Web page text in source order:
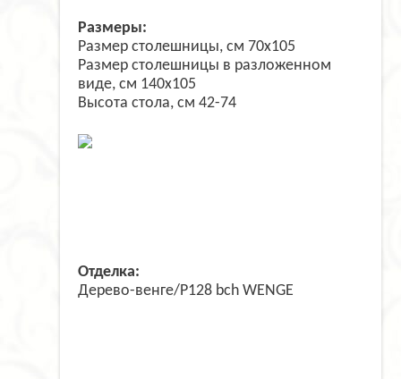
Размеры:
Размер столешницы, см 70x105
Размер столешницы в разложенном
виде, см 140x105
Высота стола, см 42-74
Отделка:
Дерево-венге/P128 bch WENGE